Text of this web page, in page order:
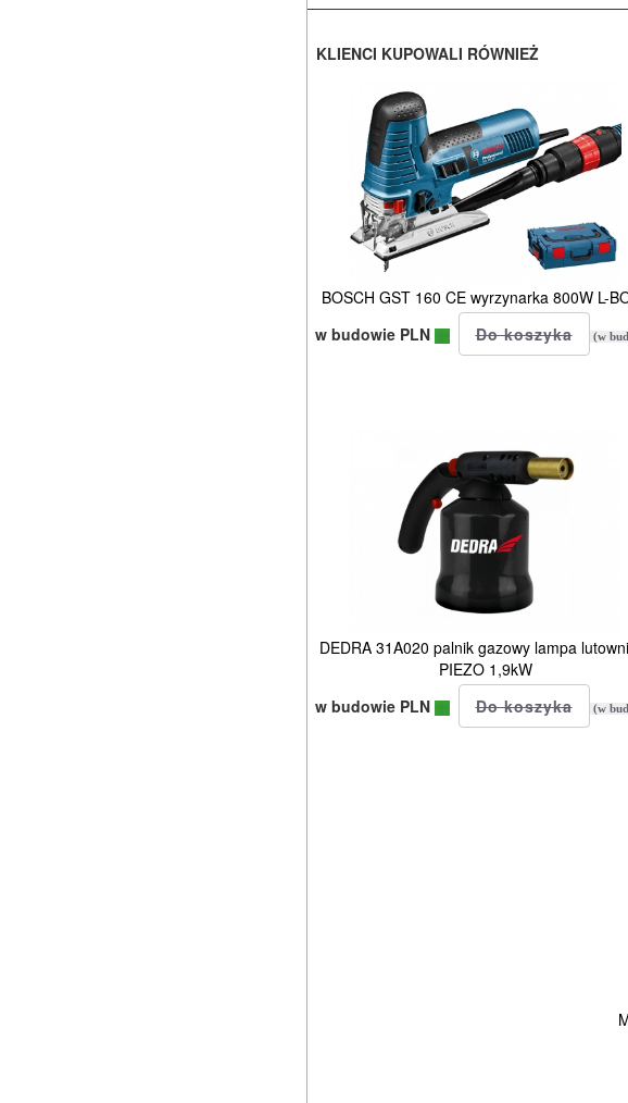
KLIENCI KUPOWALI RÓWNIEŻ
BOSCH GST 160 CE wyrzynarka 800W L-
w budowie PLN
(w
DEDRA 31A020 palnik gazowy lampa
PIEZO 1,9kW
w budowie PLN
(w